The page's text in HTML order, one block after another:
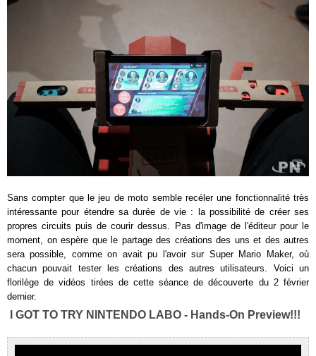
Sans compter que le jeu de moto semble recéler une fonctionnalité très
intéressante pour étendre sa durée de vie : la possibilité de créer ses
propres circuits puis de courir dessus. Pas d'image de l'éditeur pour le
moment, on espère que le partage des créations des uns et des autres
sera possible, comme on avait pu l'avoir sur Super Mario Maker, où
chacun pouvait tester les créations des autres utilisateurs. Voici un
florilège de vidéos tirées de cette séance de découverte du 2 février
dernier.
I GOT TO TRY NINTENDO LABO - Hands-On Preview!!!